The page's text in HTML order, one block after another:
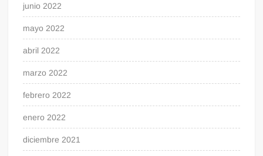
junio 2022
mayo 2022
abril 2022
marzo 2022
febrero 2022
enero 2022
diciembre 2021